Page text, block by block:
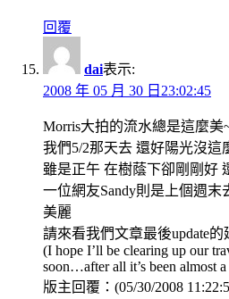
回覆
dai表示:
2008 年 05 月 30 日23:02:45
Morris大拍的流水總是這麼美
我們5/2那天去 還好陽光沒這
雖是正午 在樹蔭下卻剛剛好
一位網友Sandy則是上個週末
美麗
請來看我們文章最後update
(I hope I’ll be clearing up our
soon…after all it’s been almost
版主回覆：(05/30/2008